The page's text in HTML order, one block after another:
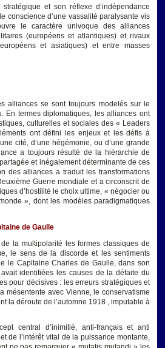
et son réflexe d’indépendance
conscience d’une vassalité paralysante vis
le caractère univoque des alliances
(européens et atlantiques) et rivaux
et asiatiques) et entre masses
alliances se sont toujours modelés sur le
En termes diplomatiques, les alliances ont
culturelles et sociales des « Leaders
ont défini les enjeux et les défis à
cité, d’une hégémonie, ou d’une grande
a toujours résulté de la hiérarchie de
et inégalement déterminante de ces
des alliances a traduit les transformations
Guerre mondiale et a circonscrit de
d’hostilité le choix ultime, « négocier ou
», dont les modèles paradigmatiques
de Gaulle
la multipolarité les formes classiques de
le sens de la discorde et les sentiments
le Capitaine Charles de Gaulle, dans son
identifiées les causes de la défaite du
pour décisives : les erreurs stratégiques et
mésentente avec Vienne, le conservatisme
la déroute de l’automne 1918 , imputable à
central d’inimitié, anti-français et anti
de l’intérêt vital de la puissance montante,